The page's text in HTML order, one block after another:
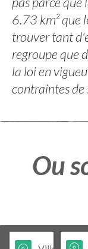
6.73 km² que
trouver tant
regroupe que
la loi en
contraintes de
Ou